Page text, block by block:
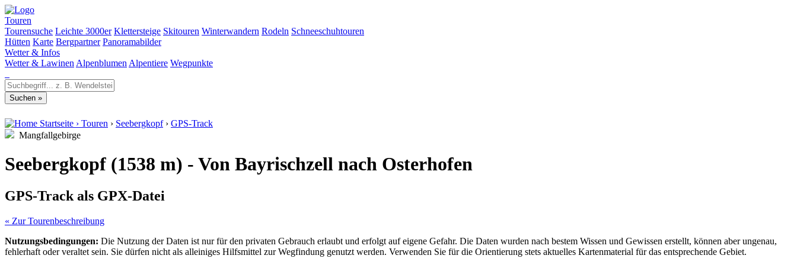
Touren
Tourensuche Leichte 3000er Klettersteige Skitouren Winterwandern Rodeln Schneeschuhtouren
Hütten Karte Bergpartner Panoramabilder
Wetter & Infos
Wetter & Lawinen Alpenblumen Alpentiere Wegpunkte
Startseite › Touren › Seebergkopf › GPS-Track
Mangfallgebirge
Seebergkopf (1538 m) - Von Bayrischzell nach Osterhofen
GPS-Track als GPX-Datei
« Zur Tourenbeschreibung
Nutzungsbedingungen: Die Nutzung der Daten ist nur für den privaten Gebrauch erlaubt und erfolgt auf eigene Gefahr. Die Daten wurden nach bestem Wissen und Gewissen erstellt, können aber ungenau,
fehlerhaft oder veraltet sein. Sie dürfen nicht als alleiniges Hilfsmittel zur Wegfindung genutzt werden. Verwenden Sie für die Orientierung stets aktuelles Kartenmaterial für das entsprechende Gebiet.